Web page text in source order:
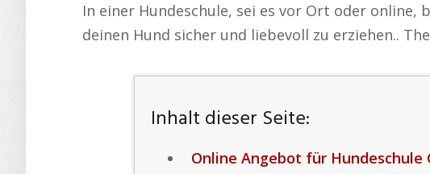
In einer Hundeschule, sei es vor Ort oder
deinen Hund sicher und liebevoll zu erziehen..
Inhalt dieser Seite:
Online Angebot für Hundeschule